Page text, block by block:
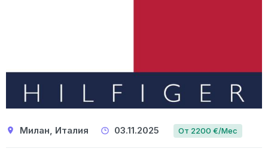
Милан, Италия 03.11.2025 От 2200 €/Мес